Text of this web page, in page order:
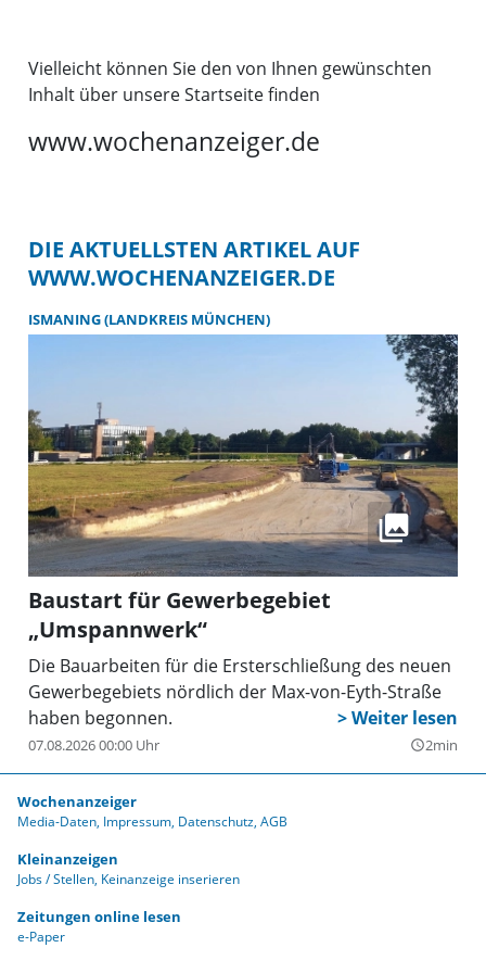
Vielleicht können Sie den von Ihnen gewünschten
Inhalt über unsere Startseite finden
www.wochenanzeiger.de
DIE AKTUELLSTEN ARTIKEL AUF
WWW.WOCHENANZEIGER.DE
ISMANING (LANDKREIS MÜNCHEN)
Baustart für Gewerbegebiet
„Umspannwerk“
Die Bauarbeiten für die Ersterschließung des neuen
Gewerbegebiets nördlich der Max-von-Eyth-Straße
haben begonnen.
07.08.2026 00:00 Uhr query_builder2min
Wochenanzeiger
Media-Daten Impressum Datenschutz AGB
Kleinanzeigen
Jobs / Stellen Keinanzeige inserieren
Zeitungen online lesen
e-Paper